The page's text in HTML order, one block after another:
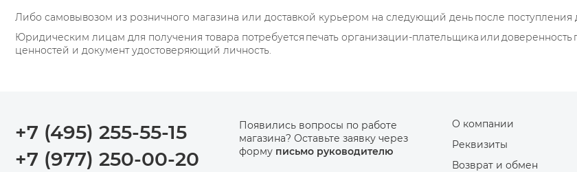
Либо самовывозом из розничного магазина или доставкой курьером на следующий день после поступления
Юридическим лицам для получения товара потребуется печать организации-плательщика или
ценностей и документ удостоверяющий личность.
+7 (495) 255-55-15
+7 (977) 250-00-20
Появились вопросы по работе
магазина? Оставьте заявку через
форму письмо руководителю
О компании
Реквизиты
Возврат и обмен